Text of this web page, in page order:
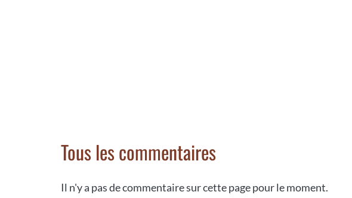
Tous les commentaires
Il n'y a pas de commentaire sur cette page pour le moment.